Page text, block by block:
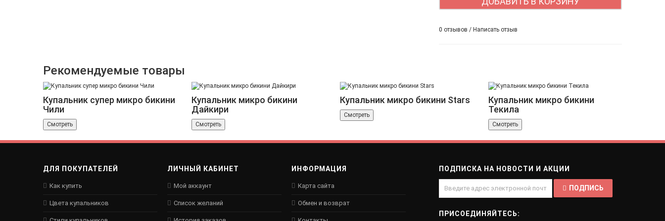
0 отзывов / Написать отзыв
Рекомендуемые товары
Купальник супер микро бикини
Чили
Смотреть
Купальник микро бикини
Дайкири
Смотреть
Купальник микро бикини Stars
Смотреть
Купальник микро бикини
Текила
Смотреть
ДЛЯ ПОКУПАТЕЛЕЙ
Как купить
Цвета купальников
ЛИЧНЫЙ КАБИНЕТ
Мой аккаунт
Список желаний
ИНФОРМАЦИЯ
Карта сайта
Обмен и возврат
ПОДПИСКА НА НОВОСТИ И АКЦИИ
ПОДПИСЬ
ПРИСОЕДИНЯЙТЕСЬ: